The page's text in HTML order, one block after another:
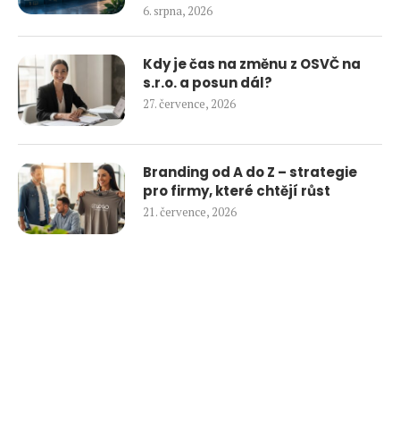
6. srpna, 2026
Kdy je čas na změnu z OSVČ na
s.r.o. a posun dál?
27. července, 2026
Branding od A do Z – strategie
pro firmy, které chtějí růst
21. července, 2026